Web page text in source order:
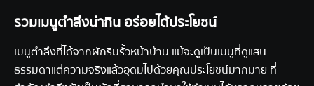
รวมเมนูตำลึงน่ากิน อร่อยได้ประโยชน์
เมนูตำลึงที่ได้จากผักริมรั้วหน้าบ้าน แม้จะดูเป็นเมนูที่ดูแสน
ธรรมดาแต่ความจริงแล้วอุดมไปด้วยคุณประโยชน์มากมาย ที่